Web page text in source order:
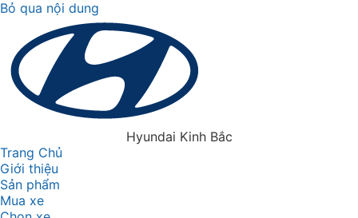
Bỏ qua nội dung
Hyundai Kinh Bắc
Trang Chủ
Giới thiệu
Sản phẩm
Mua xe